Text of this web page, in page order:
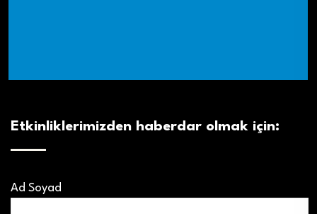
Etkinliklerimizden haberdar olmak için:
Ad Soyad